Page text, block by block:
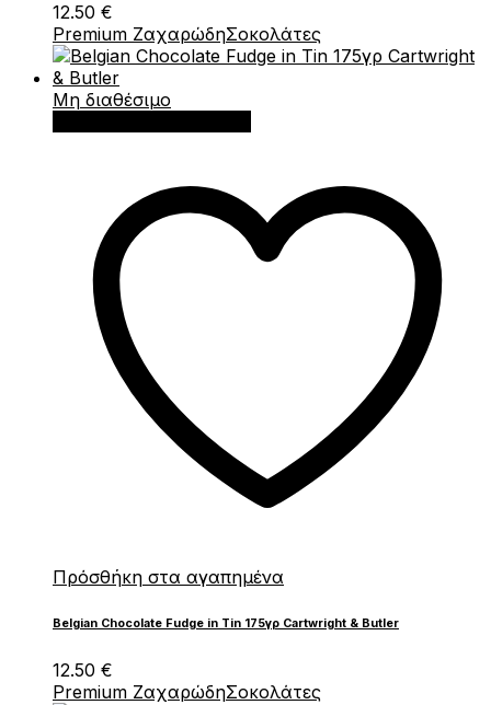
12.50 €
Premium ΖαχαρώδηΣοκολάτες
Μη διαθέσιμο
Πρόσθήκη στα αγαπημένα
Belgian Chocolate Fudge in Tin 175γρ Cartwright & Butler
12.50 €
Premium ΖαχαρώδηΣοκολάτες